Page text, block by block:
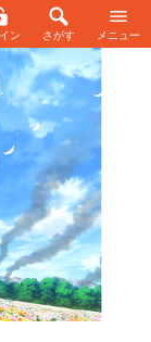
ン さがす メニュー